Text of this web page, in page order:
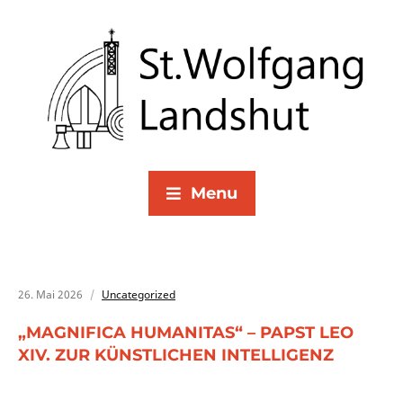
Menu
26. Mai 2026 Uncategorized
„MAGNIFICA HUMANITAS“ – PAPST LEO
XIV. ZUR KÜNSTLICHEN INTELLIGENZ